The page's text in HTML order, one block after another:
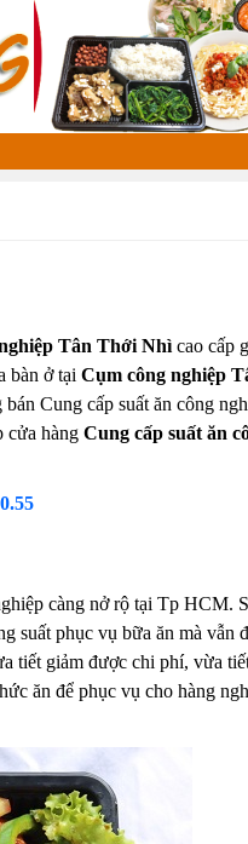
Tân Thới Nhìcao cấp
bàn ở tại Cụm công nghiệp
Cung cấp suất ăn công
cửa hàng Cung cấp suất ăn
càng nở rộ tại Tp HCM.
suất phục vụ bữa ăn mà vẫn
tiết giảm được chi phí, vừa
ăn để phục vụ cho hàng